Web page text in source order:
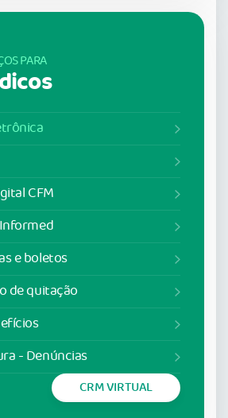
PARA
CFM
e boletos
de quitação
- Denúncias
CRM VIRTUAL